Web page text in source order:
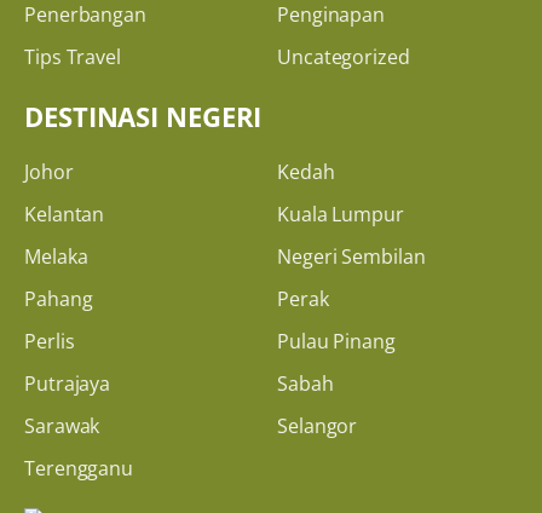
Penerbangan
Penginapan
Tips Travel
Uncategorized
DESTINASI NEGERI
Johor
Kedah
Kelantan
Kuala Lumpur
Melaka
Negeri Sembilan
Pahang
Perak
Perlis
Pulau Pinang
Putrajaya
Sabah
Sarawak
Selangor
Terengganu